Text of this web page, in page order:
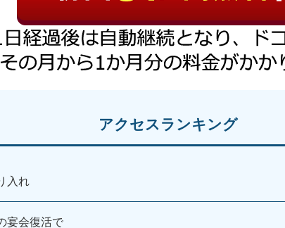
アクセスランキング
入れ
宴会復活で